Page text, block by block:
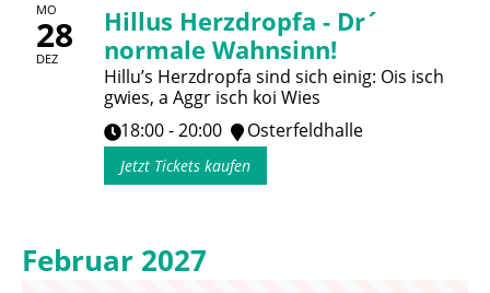
MO
28
DEZ
Hillus Herzdropfa - Dr´
normale Wahnsinn!
Hillu’s Herzdropfa sind sich einig: Ois isch
gwies, a Aggr isch koi Wies
18:00 - 20:00
Osterfeldhalle
Jetzt Tickets kaufen
Februar 2027